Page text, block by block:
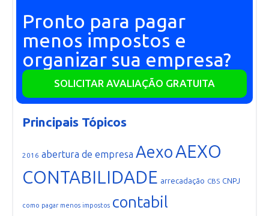
Pronto para pagar
menos impostos e
organizar sua empresa?
SOLICITAR AVALIAÇÃO GRATUITA
Principais Tópicos
2016 abertura de empresa AexoAEXO
CONTABILIDADE arrecadação CBS CNPJ
como pagar menos impostos contabil